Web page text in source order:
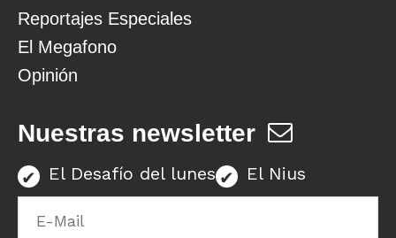
Reportajes Especiales
El Megafono
Opinión
Nuestras newsletter
El Desafío del lunes El Nius